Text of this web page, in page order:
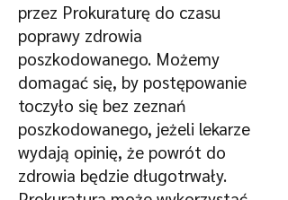
przez Prokuraturę do czasu
poprawy zdrowia
poszkodowanego. Możemy
domagać się, by postępowanie
toczyło się bez zeznań
poszkodowanego, jeżeli lekarze
wydają opinię, że powrót do
zdrowia będzie długotrwały.